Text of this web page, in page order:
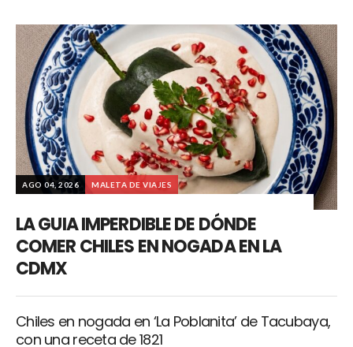
AGO 04, 2026 MALETA DE VIAJES
LA GUIA IMPERDIBLE DE DÓNDE
COMER CHILES EN NOGADA EN LA
CDMX
Chiles en nogada en ‘La Poblanita’ de Tacubaya,
con una receta de 1821